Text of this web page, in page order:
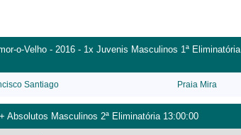
o-Velho - 2016 - 1x Juvenis Masculinos 1ª Eliminatória
Santiago Praia Mira
Absolutos Masculinos 2ª Eliminatória 13:00:00